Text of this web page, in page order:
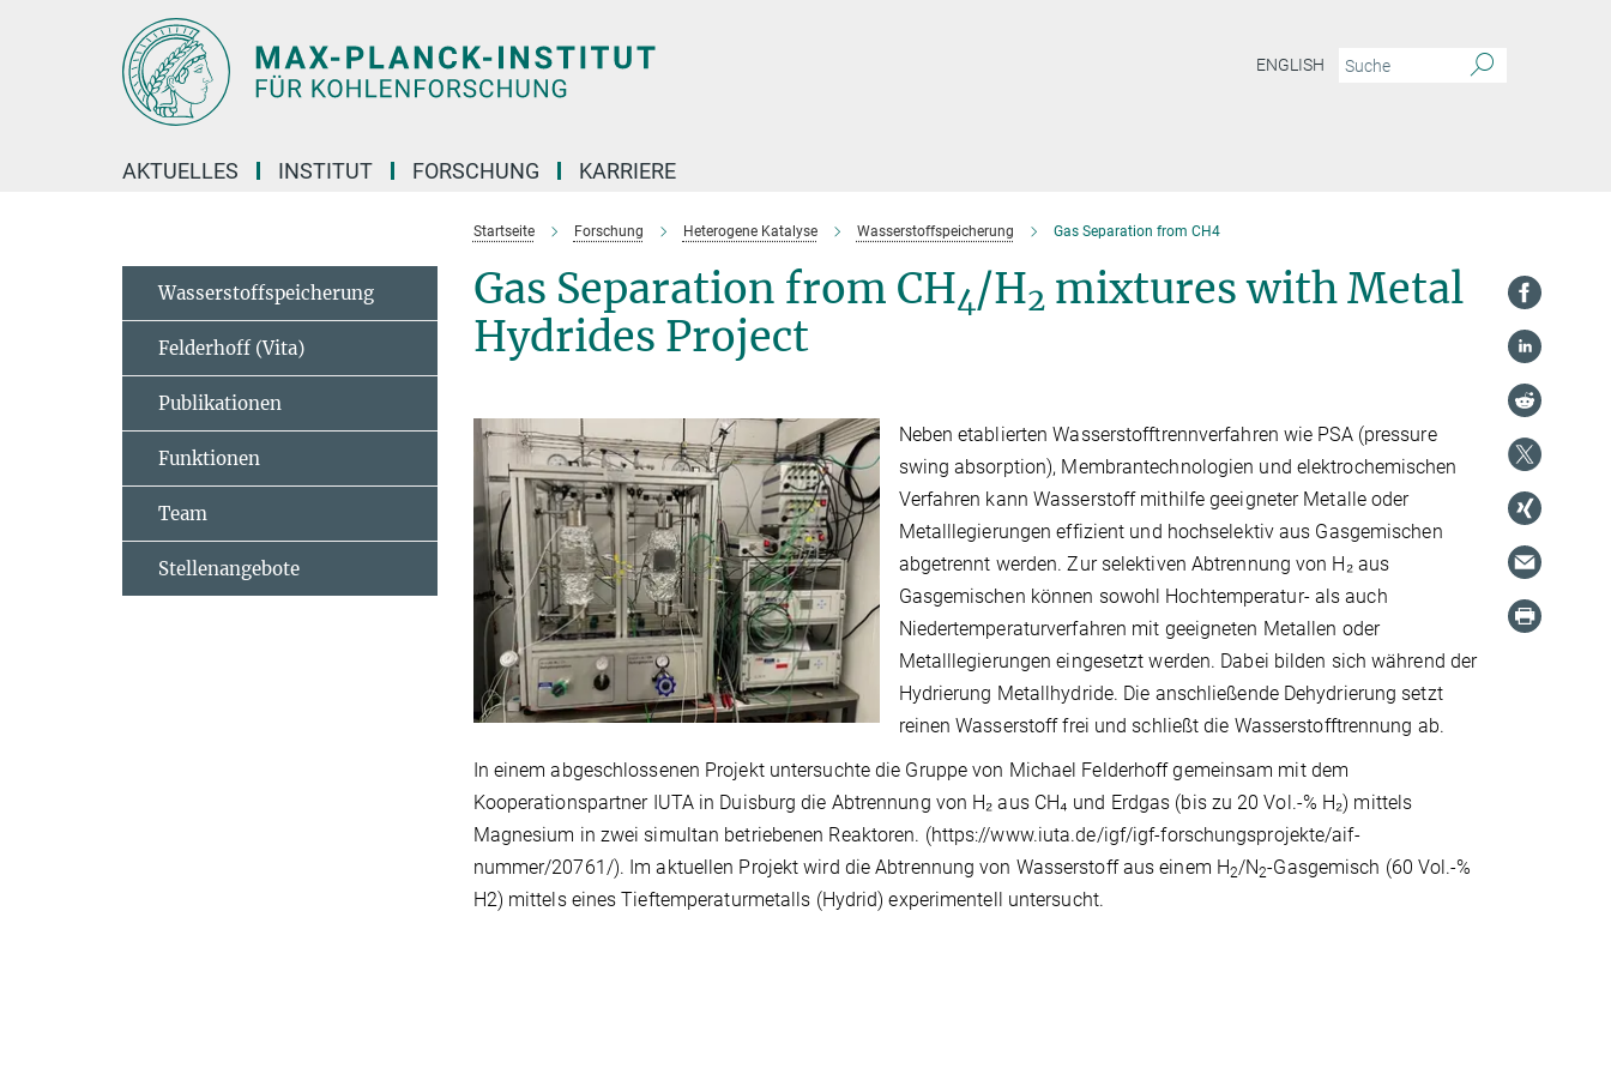
ENGLISH
AKTUELLES INSTITUT FORSCHUNG KARRIERE
Startseite Forschung Heterogene Katalyse Wasserstoffspeicherung Gas Separation from CH4
Gas Separation from CH4/H2 mixtures with Metal
Hydrides Project
Neben etablierten Wasserstofftrennverfahren wie PSA (pressure
swing absorption), Membrantechnologien und elektrochemischen
Verfahren kann Wasserstoff mithilfe geeigneter Metalle oder
Metalllegierungen effizient und hochselektiv aus Gasgemischen
abgetrennt werden. Zur selektiven Abtrennung von H₂ aus
Gasgemischen können sowohl Hochtemperatur- als auch
Niedertemperaturverfahren mit geeigneten Metallen oder
Metalllegierungen eingesetzt werden. Dabei bilden sich während der
Hydrierung Metallhydride. Die anschließende Dehydrierung setzt
reinen Wasserstoff frei und schließt die Wasserstofftrennung ab.
In einem abgeschlossenen Projekt untersuchte die Gruppe von Michael Felderhoff gemeinsam mit dem
Kooperationspartner IUTA in Duisburg die Abtrennung von H₂ aus CH₄ und Erdgas (bis zu 20 Vol.-% H₂) mittels
Magnesium in zwei simultan betriebenen Reaktoren. (https://www.iuta.de/igf/igf-forschungsprojekte/aif-
nummer/20761/). Im aktuellen Projekt wird die Abtrennung von Wasserstoff aus einem H2/N2-Gasgemisch (60 Vol.-%
H2) mittels eines Tieftemperaturmetalls (Hydrid) experimentell untersucht.
Wasserstoffspeicherung
Felderhoff (Vita)
Publikationen
Funktionen
Team
Stellenangebote